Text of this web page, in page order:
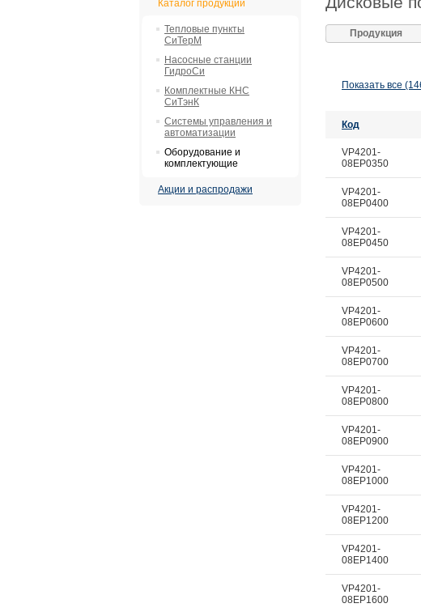
Каталог продукции
Тепловые пункты
СиТерМ
Насосные станции
ГидроСи
Комплектные КНС
СиТэнК
Системы управления и
автоматизации
Оборудование и
комплектующие
Акции и распродажи
Продукция
Показать все
Код
VP4201-
08EP0350
VP4201-
08EP0400
VP4201-
08EP0450
VP4201-
08EP0500
VP4201-
08EP0600
VP4201-
08EP0700
VP4201-
08EP0800
VP4201-
08EP0900
VP4201-
08EP1000
VP4201-
08EP1200
VP4201-
08EP1400
VP4201-
08EP1600